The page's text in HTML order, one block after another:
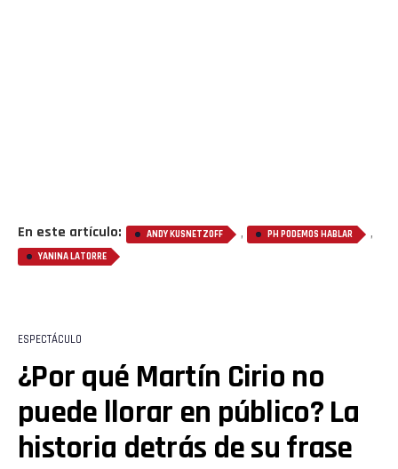
En este artículo: ANDY KUSNETZOFF , PH PODEMOS HABLAR ,
YANINA LATORRE
ESPECTÁCULO
¿Por qué Martín Cirio no
puede llorar en público? La
historia detrás de su frase